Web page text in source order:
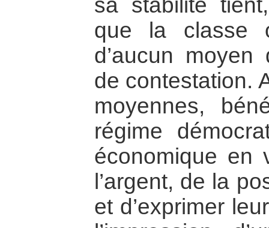
sa stabilité
que la classe
d’aucun moyen
de contestation.
moyennes,
régime
économique en
l’argent, de la
et d’exprimer